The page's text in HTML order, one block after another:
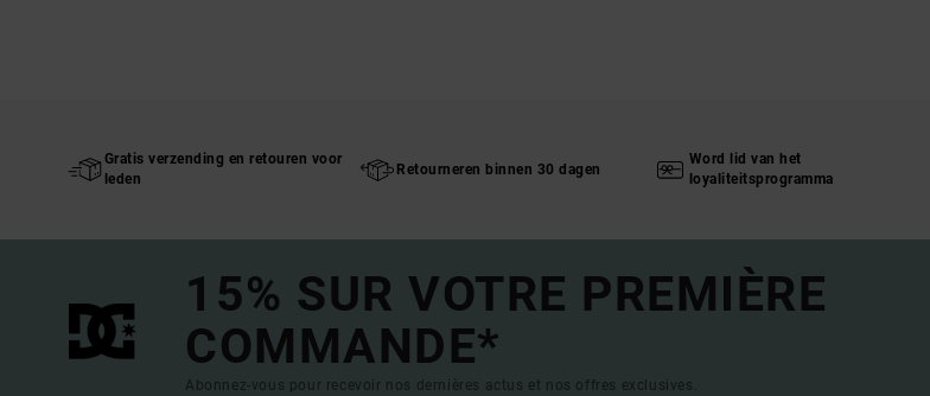
Gratis verzending en retouren voor
leden
Retourneren binnen 30 dagen
Word lid van het
loyaliteitsprogramma
15% SUR VOTRE PREMIÈRE
COMMANDE*
Abonnez-vous pour recevoir nos dernières actus et nos offres exclusives.